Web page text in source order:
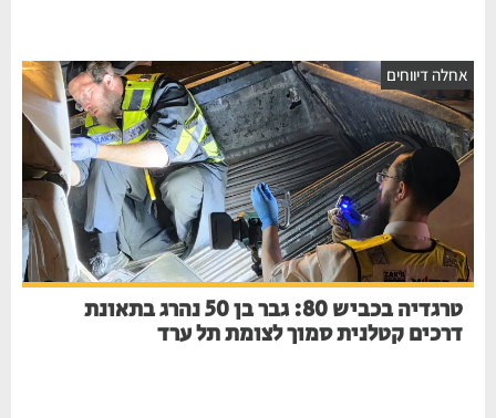
דיווחים
טרגדיה בכביש 80: גבר בן 50 נהרג בתאונת
דרכים קטלנית סמוך לצומת תל ערד